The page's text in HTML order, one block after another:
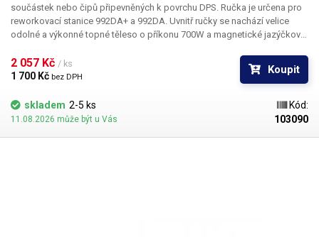
součástek nebo čipů připevněných k povrchu DPS. Ručka je určena pro
reworkovací stanice 992DA+ a 992DA. Uvnitř ručky se nachází velice
odolné a výkonné topné těleso o příkonu 700W a magnetické jazýčkové
tělesa, při odložení rukojeti do stojanu. Ručka je vyrobena z teplotně
odolného a velice tvrdého plastu, široká rukojeť umožnujě pohodlné
pomocí šesti vodičů (5 + zelenožlutý pro uzemnění)
kompletně osazenou ručku, kterou stačí pouze připojit ke stanici
2 057 Kč / ks
1 700 Kč bez DPH
Koupit
skladem 2-5 ks
11.08.2026 může být u Vás
Kód:
103090